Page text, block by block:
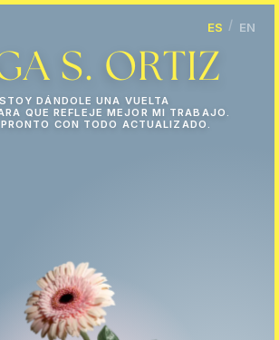
ES / EN
Fotografía de
S. ORTIZ
DÁNDOLE UNA VUELTA
QUE REFLEJE MEJOR MI TRABAJO.
CON TODO ACTUALIZADO.